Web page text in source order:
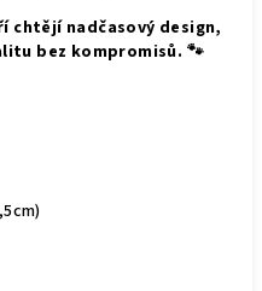
chtějí nadčasový design,
bez kompromisů. 🐾